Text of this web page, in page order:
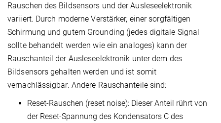
Rauschen des Bildsensors und der Ausleseelektronik
variiert. Durch moderne Verstärker, einer sorgfältigen
Schirmung und gutem Grounding (jedes digitale Signal
sollte behandelt werden wie ein analoges) kann der
Rauschanteil der Ausleseelektronik unter dem des
Bildsensors gehalten werden und ist somit
vernachlässigbar. Andere Rauschanteile sind:
Reset-Rauschen (reset noise): Dieser Anteil rührt von
der Reset-Spannung des Kondensators C des